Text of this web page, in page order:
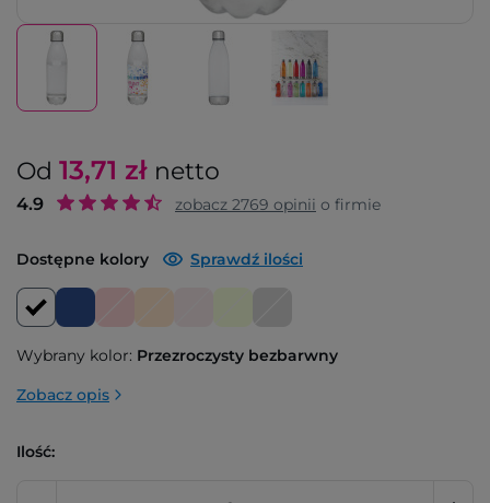
Od 13,71 zł netto
4.9 zobacz 2769 opinii o firmie
Dostępne kolory Sprawdź ilości
Wybrany kolor: Przezroczysty bezbarwny
Zobacz opis
Ilość: